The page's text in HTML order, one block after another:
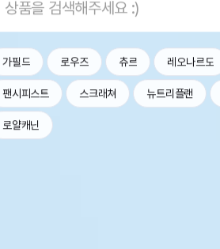
가필드 로우즈 츄르 레오나르도
팬시피스트 스크래쳐 뉴트리플랜
로얄캐닌